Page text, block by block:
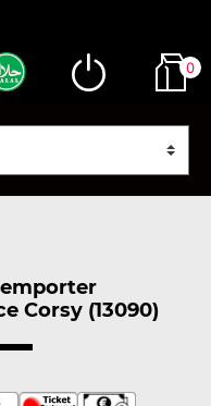
0
Corsy (13090)